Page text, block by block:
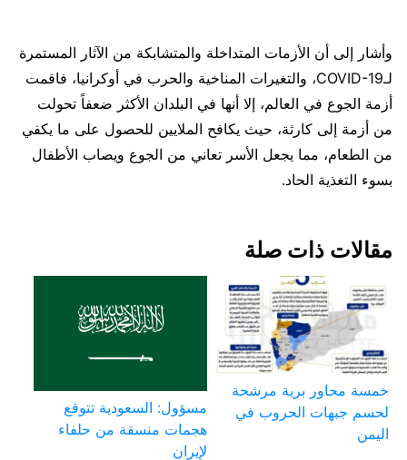
وأشار إلى أن الأزمات المتداخلة والمتشابكة من الآثار المستمرة
لـCOVID-19، والتغيرات المناخية والحرب في أوكرانيا، فاقمت
أزمة الجوع في العالم، إلا أنها في البلدان الأكثر ضعفاً تحولت
من أزمة إلى كارثة، حيث يكافح الملايين للحصول على ما يكفي
من الطعام، مما يجعل الأسر تعاني من الجوع ويصاب الأطفال
بسوء التغذية الحاد.
مقالات ذات صلة
خمسة محاور برية مرشحة
لحسم جبهات الحروب في
اليمن
مسؤول: السعودية تتوقع
هجمات منسقة من حلفاء
لإيران